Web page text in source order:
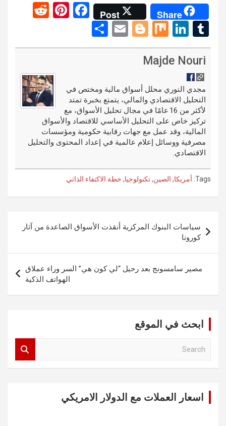
Share
Post
F
ce
o
k
Pi
er
t
d
t
T
u
m
bl
r
Li
n
ke
n
M
ix
Bl
o
er
E
m
h
Majde Nouri
مجدي النوري محلل أسواق مالية ومختص في
التحليل الاقتصادي والمالي، يتمتع بخبرة تمتد
لأكثر من 16 عامًا في مجال تحليل الأسواق، مع
تركيز خاص على التحليل الأساسي للاقتصاد والأسواق
المالية، وقد عمل مع جهات رقابية حكومية ومؤسسات
مصرفية ووسائل إعلام عالمية في إعداد المحتوى والتحليل
الاقتصادي.
Tags: أمريكا, الصين,تكنولوجيا, خطة الاكتفاء الذاتي
المقالات
سياسات البنوك المركزية أنقذت الأسواق الصاعدة من آثار
كورونا
مصير سامسونج بعد رحيل “لي كون هي” السر وراء عملاق
الهواتف الذكية
ابحث في الموقع
اسعار العملات مع الدولار الامريكي